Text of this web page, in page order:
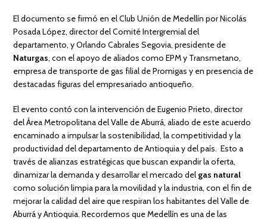
El documento se firmó en el Club Unión de Medellín por Nicolás
Posada López, director del Comité Intergremial del
departamento, y Orlando Cabrales Segovia, presidente de
Naturgas, con el apoyo de aliados como EPM y Transmetano,
empresa de transporte de gas filial de Promigas y en presencia de
destacadas figuras del empresariado antioqueño.
El evento contó con la intervención de Eugenio Prieto, director
del Área Metropolitana del Valle de Aburrá, aliado de este acuerdo
encaminado a impulsar la sostenibilidad, la competitividad y la
productividad del departamento de Antioquia y del país. Esto a
través de alianzas estratégicas que buscan expandir la oferta,
dinamizar la demanda y desarrollar el mercado del gas natural
como solución limpia para la movilidad y la industria, con el fin de
mejorar la calidad del aire que respiran los habitantes del Valle de
Aburrá y Antioquia. Recordemos que Medellín es una de las